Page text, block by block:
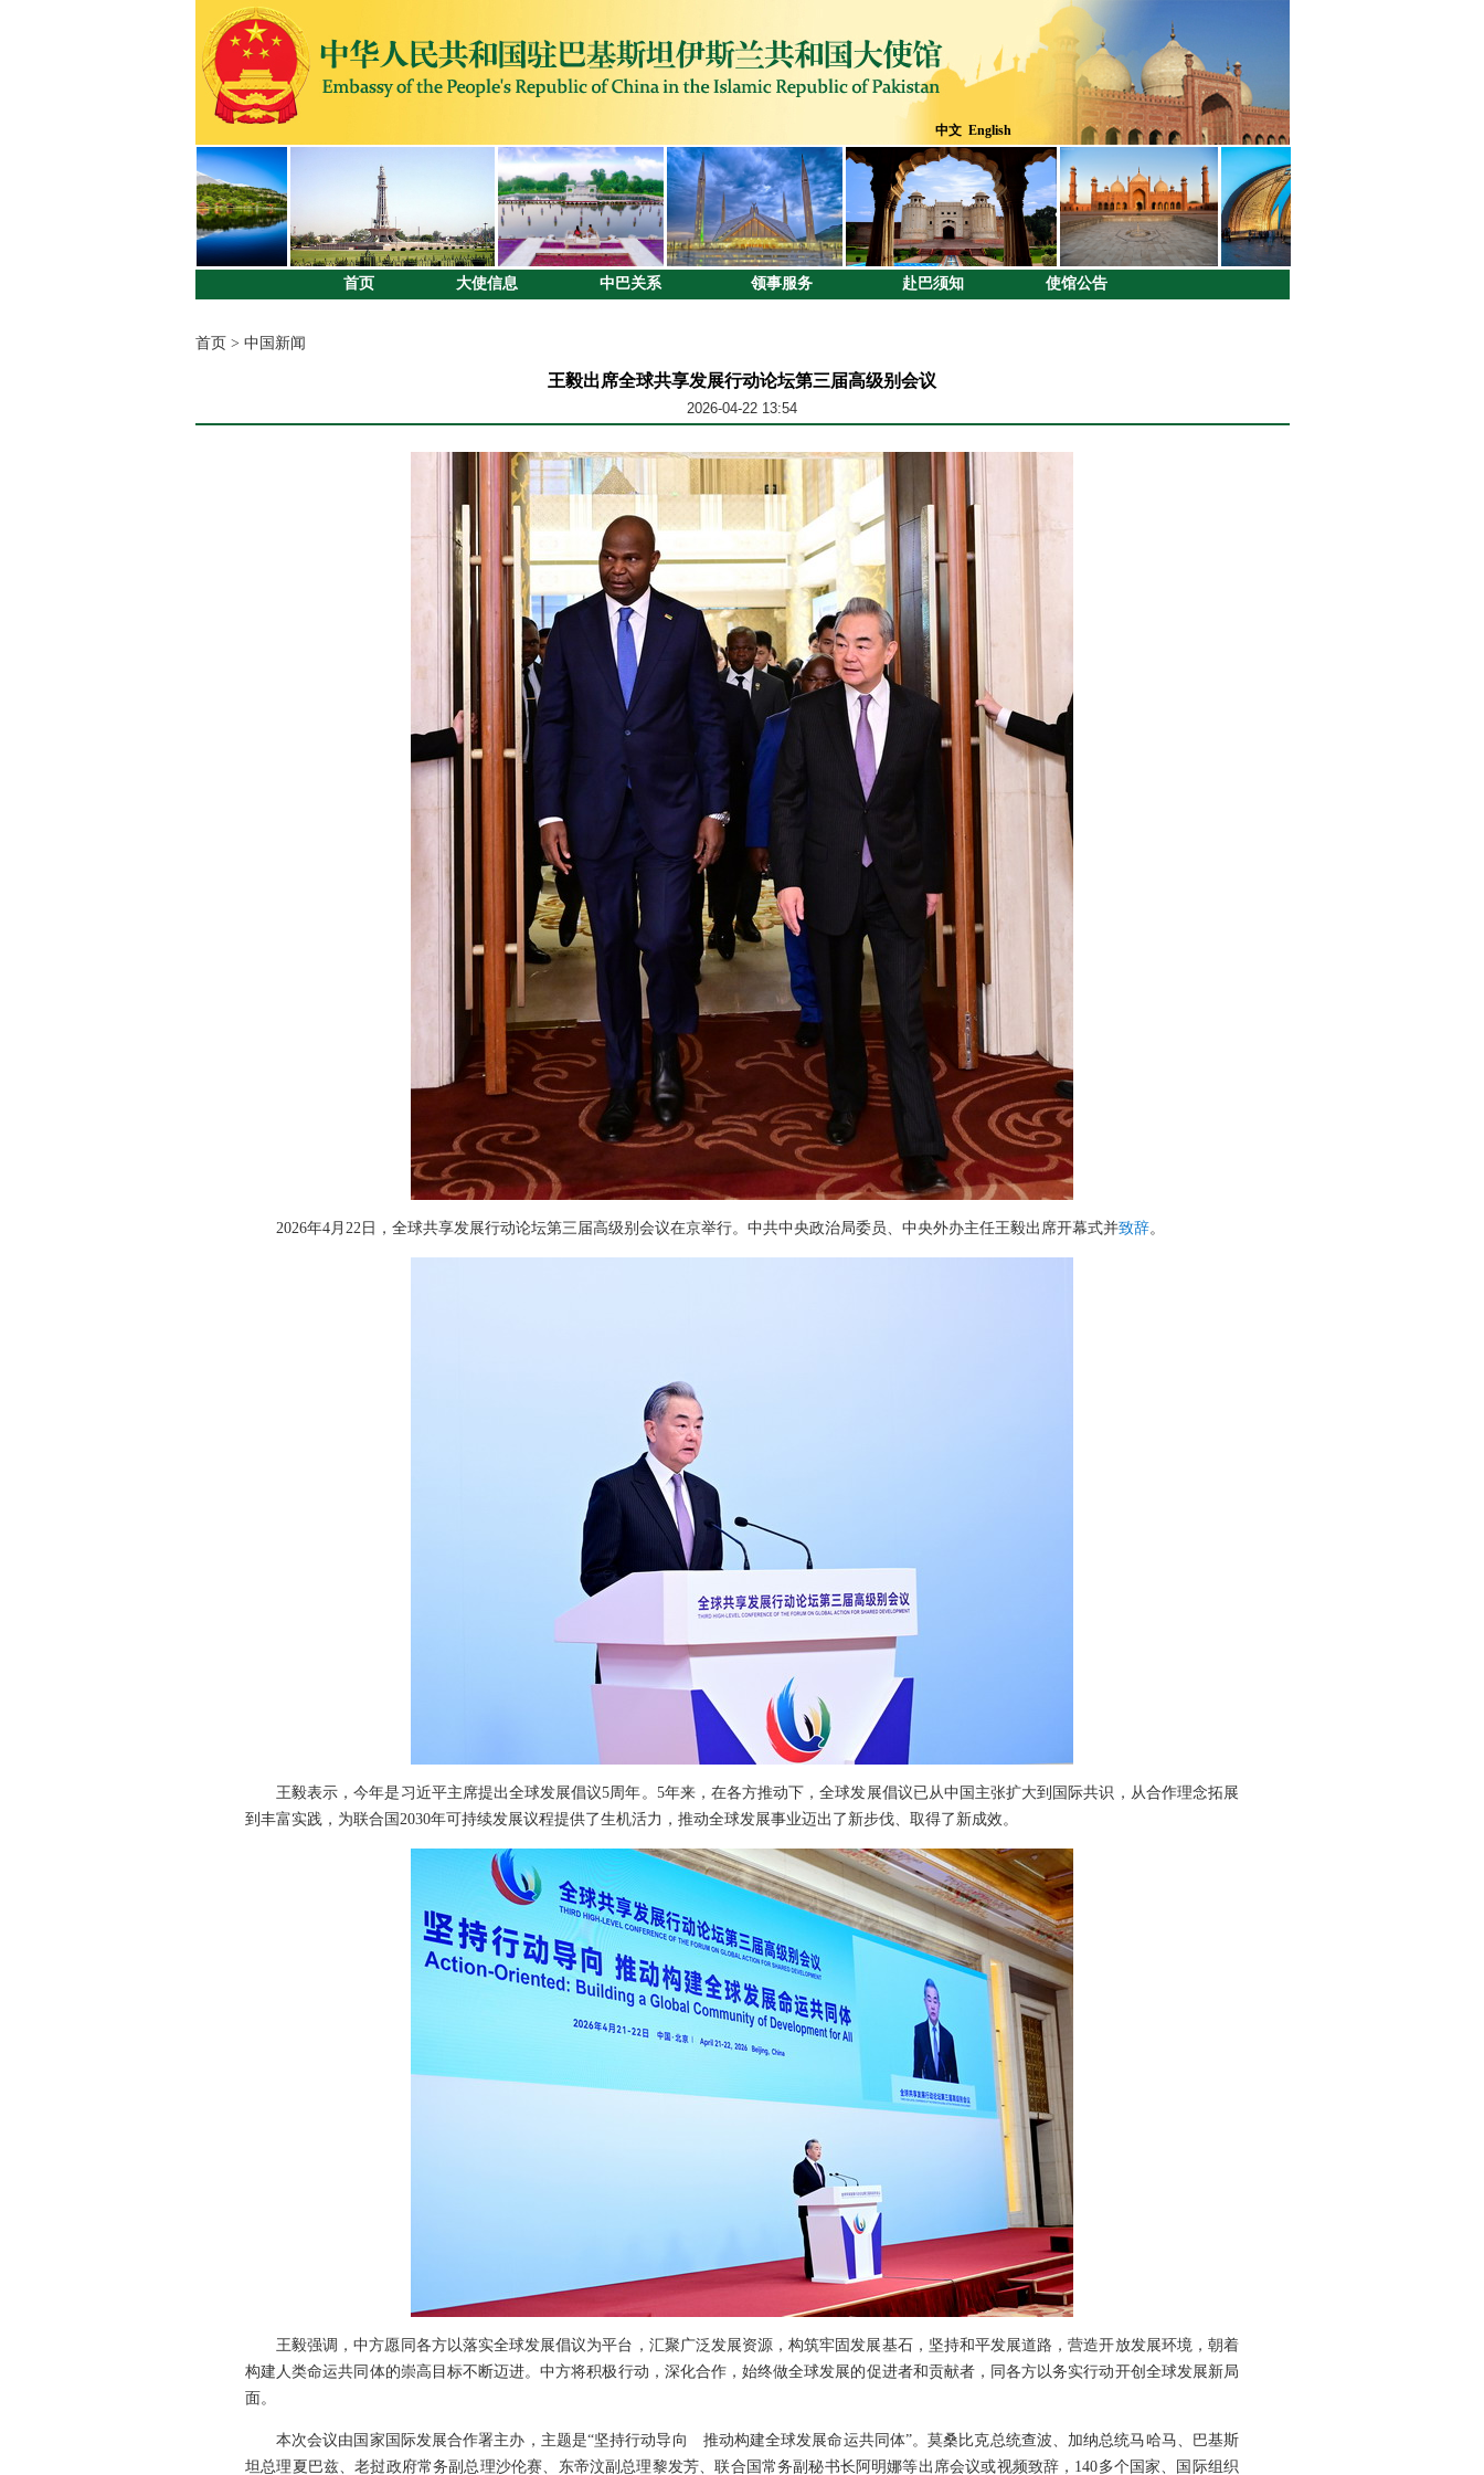
中文 English
首页 大使信息 中巴关系 领事服务 赴巴须知 使馆公告
首页 > 中国新闻
王毅出席全球共享发展行动论坛第三届高级别会议
2026-04-22 13:54
2026年4月22日，全球共享发展行动论坛第三届高级别会议在京举行。中共中央政治局委员、中央外办主任王毅出席开幕式并致辞。
王毅表示，今年是习近平主席提出全球发展倡议5周年。5年来，在各方推动下，全球发展倡议已从中国主张扩大到国际共识，从合作理念拓展
到丰富实践，为联合国2030年可持续发展议程提供了生机活力，推动全球发展事业迈出了新步伐、取得了新成效。
王毅强调，中方愿同各方以落实全球发展倡议为平台，汇聚广泛发展资源，构筑牢固发展基石，坚持和平发展道路，营造开放发展环境，朝着
构建人类命运共同体的崇高目标不断迈进。中方将积极行动，深化合作，始终做全球发展的促进者和贡献者，同各方以务实行动开创全球发展新局
面。
本次会议由国家国际发展合作署主办，主题是“坚持行动导向 推动构建全球发展命运共同体”。莫桑比克总统查波、加纳总统马哈马、巴基斯
坦总理夏巴兹、老挝政府常务副总理沙伦赛、东帝汶副总理黎发芳、联合国常务副秘书长阿明娜等出席会议或视频致辞，140多个国家、国际组织